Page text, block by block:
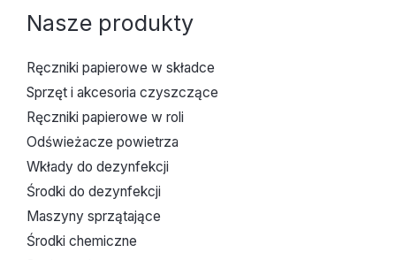
Nasze produkty
Ręczniki papierowe w składce
Sprzęt i akcesoria czyszczące
Ręczniki papierowe w roli
Odświeżacze powietrza
Wkłady do dezynfekcji
Środki do dezynfekcji
Maszyny sprzątające
Środki chemiczne